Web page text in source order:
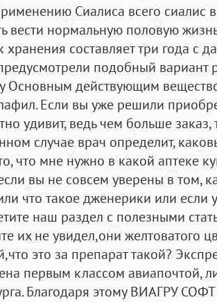
Сиалиса всего сиалис
вести нормальную половую
составляет три года с
подобный вариант
Основным действующим
Если вы уже решили
удивит, ведь чем больше
случае врач определит,
что мне нужно в какой аптеке
вы не совсем уверены в том,
что такое дженерики или если
наш раздел с полезными
их не увидел,они желтоватого
это за препарат такой?
первым классом авиапочтой,
Благодаря этому ВИАГРУ